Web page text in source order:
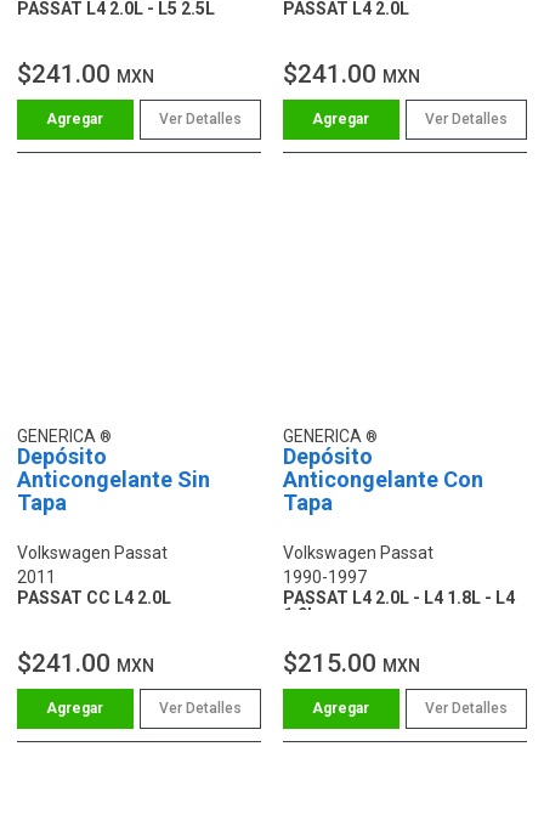
PASSAT L4 2.0L - L5 2.5L
$241.00 MXN
Ver Detalles
PASSAT L4 2.0L
$241.00 MXN
Ver Detalles
GENERICA
Depósito
Anticongelante Sin
Tapa
Volkswagen Passat
2011
PASSAT CC L4 2.0L
$241.00 MXN
Ver Detalles
GENERICA
Depósito
Anticongelante Con
Tapa
Volkswagen Passat
1990-1997
PASSAT L4 2.0L - L4 1.8L - L4
1.9L
$215.00 MXN
Ver Detalles